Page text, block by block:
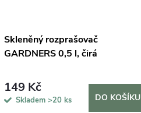
Skleněný rozprašovač
GARDNERS 0,5 l, čirá
149 Kč
Skladem >20 ks DO KOŠÍKU